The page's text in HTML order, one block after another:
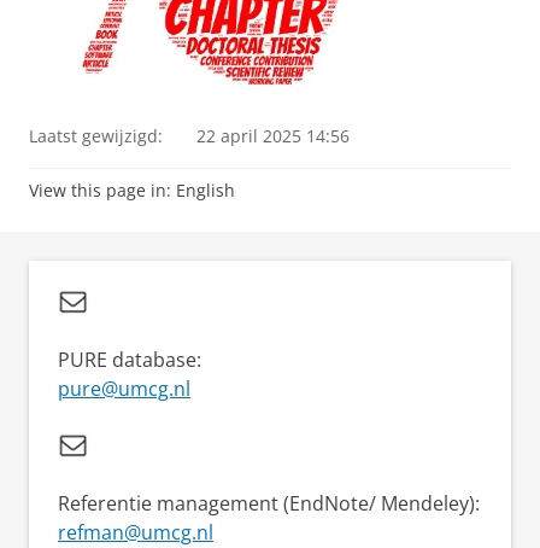
Laatst gewijzigd: 22 april 2025 14:56
View this page in: English
PURE database:
pure@umcg.nl
Referentie management (EndNote/ Mendeley):
refman@umcg.nl